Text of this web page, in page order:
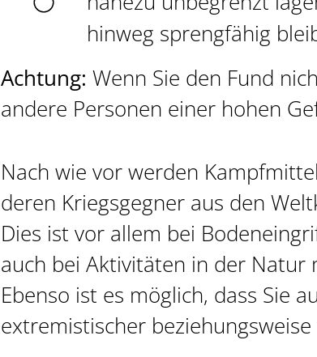
hinweg sprengfähig
Achtung: Wenn Sie den Fund
andere Personen einer hohen
Nach wie vor werden
deren Kriegsgegner aus den
Dies ist vor allem bei
auch bei Aktivitäten in der Natur
Ebenso ist es möglich, dass Sie
extremistischer